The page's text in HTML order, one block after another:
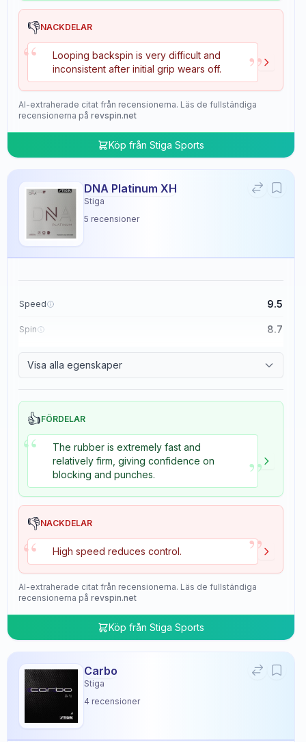
👎NACKDELAR
“
Looping backspin is very difficult and
inconsistent after initial grip wears off.
”
AI-extraherade citat från recensionerna. Läs de fullständiga
recensionerna på revspin.net
Köp från Stiga Sports
DNA Platinum XH
Stiga
5 recensioner
Speed 9.5
Spin 8.7
Visa alla egenskaper
👍FÖRDELAR
“
The rubber is extremely fast and
relatively firm, giving confidence on
blocking and punches.
”
👎NACKDELAR
“ High speed reduces control. ”
AI-extraherade citat från recensionerna. Läs de fullständiga
recensionerna på revspin.net
Köp från Stiga Sports
Carbo
Stiga
4 recensioner